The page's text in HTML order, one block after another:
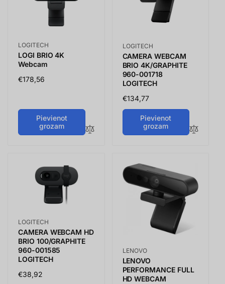
Vendor:
LOGITECH
LOGI BRIO 4K
Webcam
Parastā
€178,56
Pievienot
grozam
Vendor:
LOGITECH
CAMERA WEBCAM
BRIO 4K/GRAPHITE
960-001718
LOGITECH
Parastā
cena
€134,77
Pievienot
grozam
Vendor:
LOGITECH
CAMERA WEBCAM HD
BRIO 100/GRAPHITE
960-001585
LOGITECH
Parastā
€38,92
Vendor:
LENOVO
LENOVO
PERFORMANCE FULL
HD WEBCAM